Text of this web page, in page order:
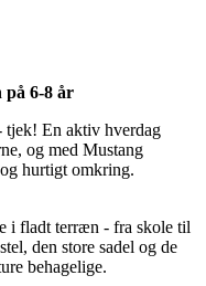
på 6-8 år
tjek! En aktiv hverdag
og med Mustang
hurtigt omkring.
i fladt terræn - fra skole til
den store sadel og de
behagelige.